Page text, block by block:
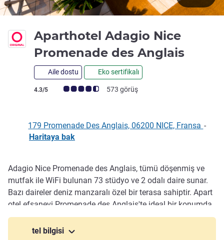
Aparthotel Adagio Nice
Promenade des Anglais
Aile dostu Eko sertifikalı
Avis müşterileri puanı (ALL Puanlama)
4.3/5 573 görüş
179 Promenade Des Anglais, 06200 NICE, Fransa -
Haritaya bak
Açıklama
Adagio Nice Promenade des Anglais, tümü döşenmiş ve
mutfak ile WiFi bulunan 73 stüdyo ve 2 odalı daire sunar.
Bazı daireler deniz manzaralı özel bir terasa sahiptir. Apart
otel efsanevi Promenade des Anglais'te ideal bir konumda
bulunmakta olup Angels Körfezi plajlarına bakar ve Tarihi
Nice'teki pazara 15 dakika yürüme mesafesindedir.
tel bilgisi